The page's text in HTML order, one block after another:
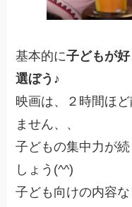
基本的に子どもが
選ぼう♪
映画は、２時間ほ
ません、、
子どもの集中力が
しょう(^^)
子ども向けの内容